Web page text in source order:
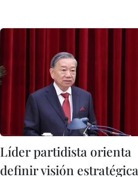
Líder partidista orienta
definir visión estratégica